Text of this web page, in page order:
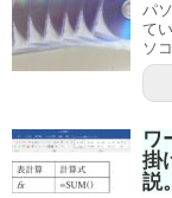
パ
て
ソ
ワ
掛
説。